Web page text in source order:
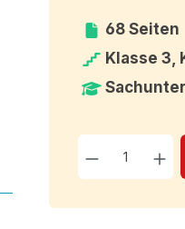
68 Seiten
Klasse 3,